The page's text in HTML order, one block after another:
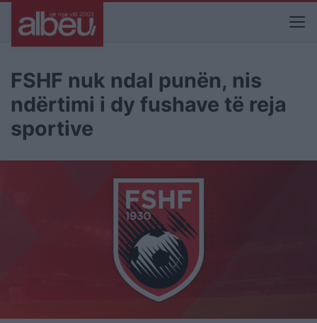
FSHF nuk ndal punën, nis
ndërtimi i dy fushave të reja
sportive